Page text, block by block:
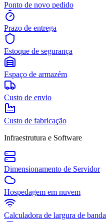
Ponto de novo pedido
Prazo de entrega
Estoque de segurança
Espaço de armazém
Custo de envio
Custo de fabricação
Infraestrutura e Software
Dimensionamento de Servidor
Hospedagem em nuvem
Calculadora de largura de banda